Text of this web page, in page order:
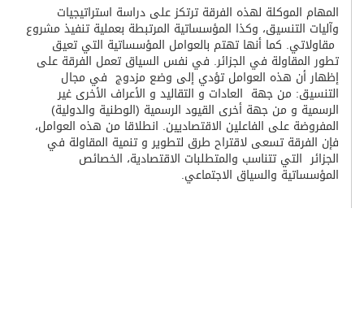
المهام الموكلة لهذه الفرقة ترتكز على دراسة استراتيجيات
وآليات التنسيق، وكذا المؤسساتية المرتبطة بعملية تنفيذ مشروع
مقاولاتي. كما أنها تهتم بالعوامل المؤسساتية التي تعيق
تطور المقاولة في الجزائر. في نفس السياق تعمل الفرقة على
إظهار أن هذه العوامل تؤدي إلى وضع مزدوج في مجال
التنسيق: من جهة العادات و التقاليد و الأعراف الأخرى غير
الرسمية و من جهة أخرى القيود الرسمية (الوطنية والدولية)
المفروضة على الفاعلين الاقتصاديين. انطلاقا من هذه العوامل،
فإن الفرقة تسعى لاقتراح طرق لتطوير و تنمية المقاولة في
الجزائر التي تتناسب والمتطلبات الاقتصادية، الخصائص
المؤسساتية والسياق الاجتماعي.